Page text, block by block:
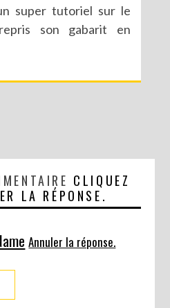
super tutoriel sur le
son gabarit en
CLIQUEZ
LA RÉPONSE.
Annuler la réponse.